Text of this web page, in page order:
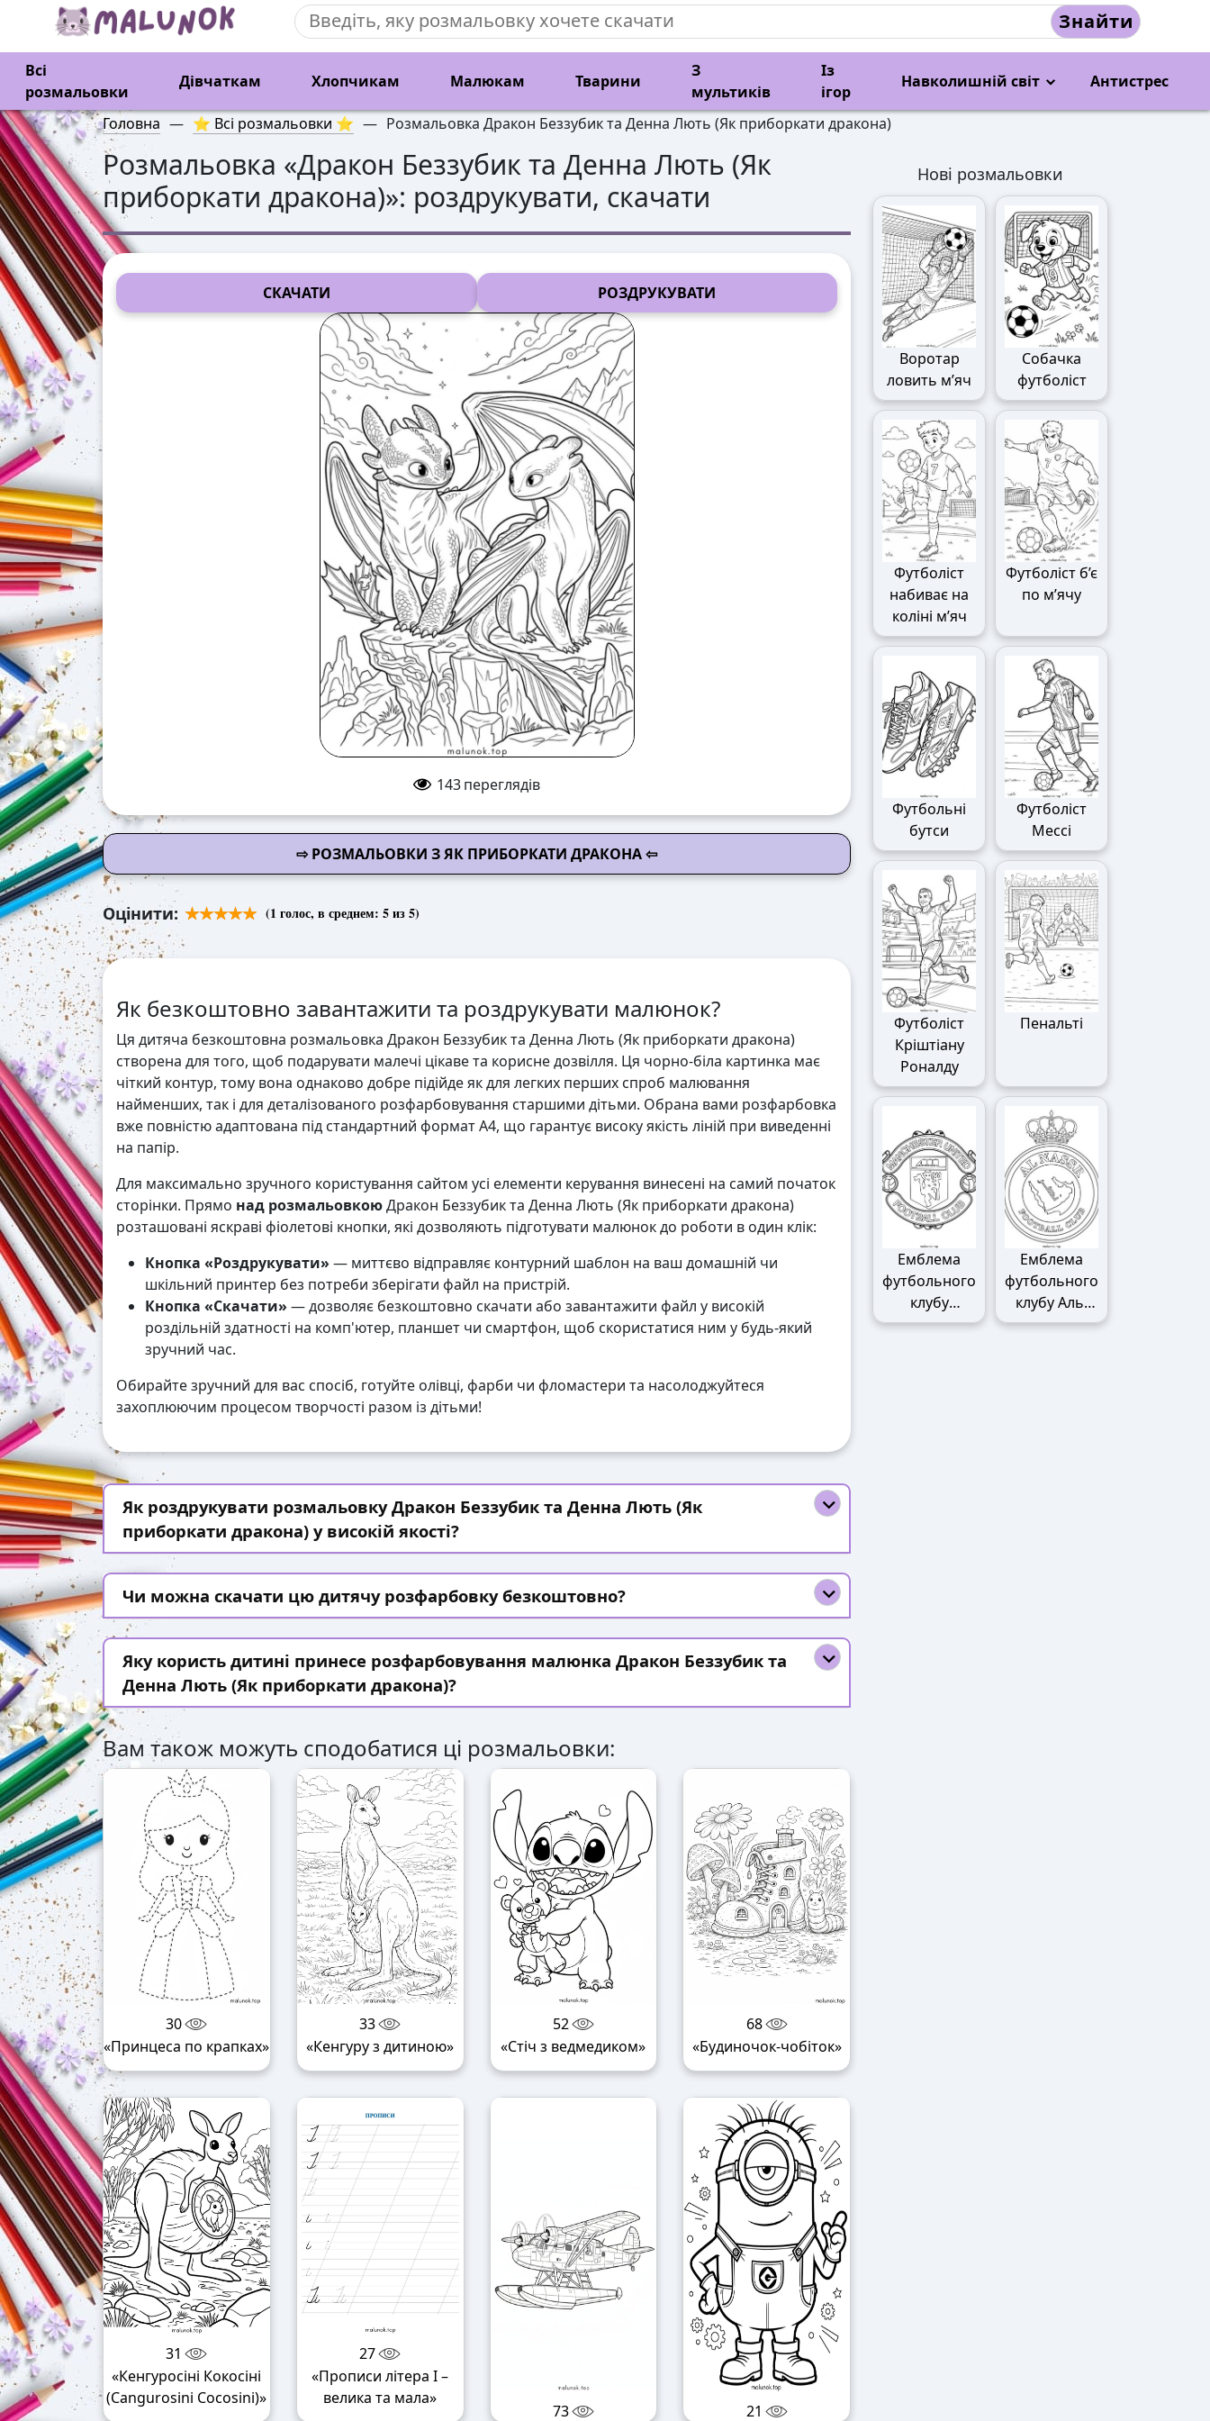
Знайти
Всі
розмальовки
Дівчаткам Хлопчикам Малюкам Тварини
З
мультиків
Із
ігор
Навколишній світ Антистрес
Головна — ⭐ Всі розмальовки ⭐ — Розмальовка Дракон Беззубик та Денна Лють (Як приборкати дракона)
Розмальовка «Дракон Беззубик та Денна Лють (Як
приборкати дракона)»: роздрукувати, скачати
СКАЧАТИ РОЗДРУКУВАТИ
143переглядів
⇨ РОЗМАЛЬОВКИ З ЯК ПРИБОРКАТИ ДРАКОНА ⇦
Оцінити: (1 голос, в среднем: 5из 5)
Як безкоштовно завантажити та роздрукувати малюнок?
Ця дитяча безкоштовна розмальовка Дракон Беззубик та Денна Лють (Як приборкати дракона)
створена для того, щоб подарувати малечі цікаве та корисне дозвілля. Ця чорно-біла картинка має
чіткий контур, тому вона однаково добре підійде як для легких перших спроб малювання
найменших, так і для деталізованого розфарбовування старшими дітьми. Обрана вами розфарбовка
вже повністю адаптована під стандартний формат А4, що гарантує високу якість ліній при виведенні
на папір.
Для максимально зручного користування сайтом усі елементи керування винесені на самий початок
сторінки. Прямо над розмальовкоюДракон Беззубик та Денна Лють (Як приборкати дракона)
розташовані яскраві фіолетові кнопки, які дозволяють підготувати малюнок до роботи в один клік:
Кнопка «Роздрукувати» — миттєво відправляє контурний шаблон на ваш домашній чи
шкільний принтер без потреби зберігати файл на пристрій.
Кнопка «Скачати» — дозволяє безкоштовно скачати або завантажити файл у високій
роздільній здатності на комп'ютер, планшет чи смартфон, щоб скористатися ним у будь-який
зручний час.
Обирайте зручний для вас спосіб, готуйте олівці, фарби чи фломастери та насолоджуйтеся
захоплюючим процесом творчості разом із дітьми!
Як роздрукувати розмальовку Дракон Беззубик та Денна Лють (Як
приборкати дракона) у високій якості?
Чи можна скачати цю дитячу розфарбовку безкоштовно?
Яку користь дитині принесе розфарбовування малюнка Дракон Беззубик та
Денна Лють (Як приборкати дракона)?
Вам також можуть сподобатися ці розмальовки:
30
«Принцеса по крапках»
33
«Кенгуру з дитиною»
52
«Стіч з ведмедиком»
68
«Будиночок-чобіток»
31
«Кенгуросіні Кокосіні
(Cangurosini Cocosini)»
27
«Прописи літера І –
велика та мала»
73 21
Нові розмальовки
Воротар
ловить м’яч
Собачка
футболіст
Футболіст
набиває на
коліні м’яч
Футболіст б’є
по м’ячу
Футбольні
бутси
Футболіст
Мессі
Футболіст
Кріштіану
Роналду
Пенальті
Емблема
футбольного
клубу
Манчестер
Емблема
футбольного
клубу Аль-
Наср